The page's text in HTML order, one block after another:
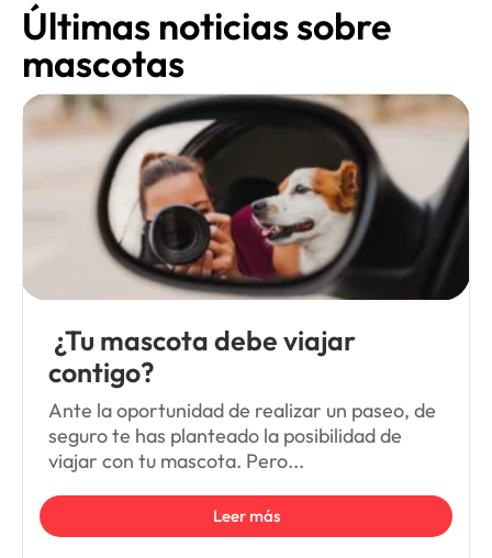
Últimas noticias sobre
mascotas
¿Tu mascota debe viajar
contigo?
Ante la oportunidad de realizar un paseo, de
seguro te has planteado la posibilidad de
viajar con tu mascota. Pero...
Leer más